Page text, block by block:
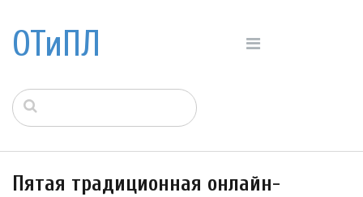
ОТиПЛ
Пятая традиционная онлайн-